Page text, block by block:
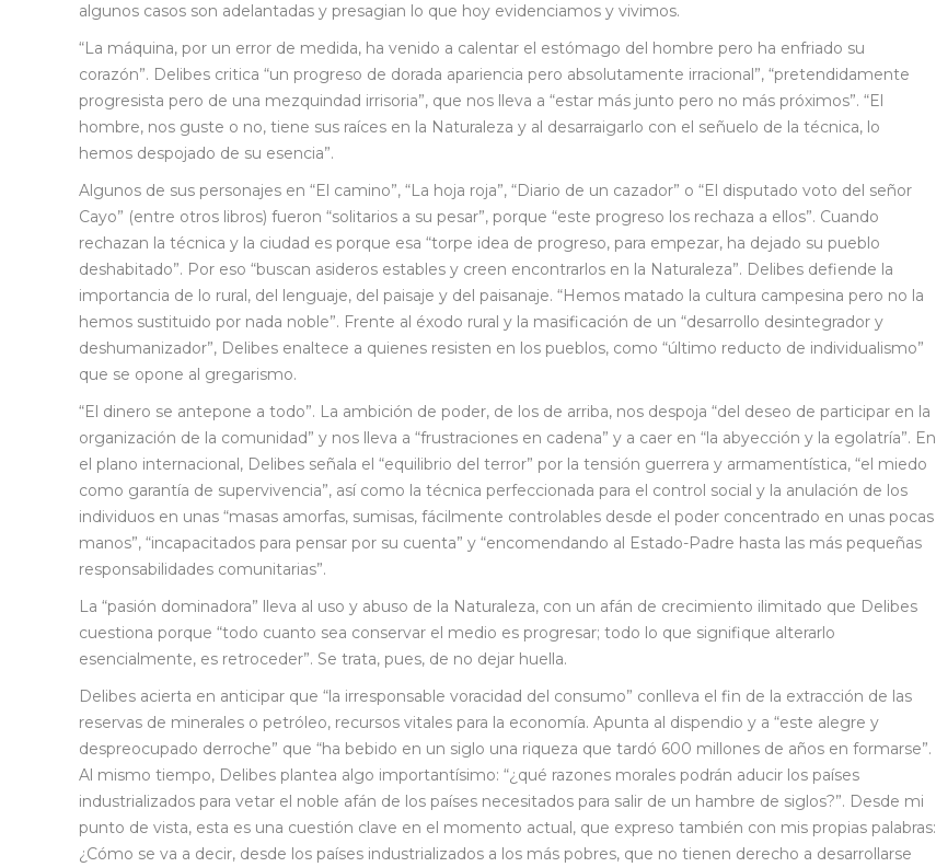
algunos casos son adelantadas y presagian lo que hoy evidenciamos y vivimos.
“La máquina, por un error de medida, ha venido a calentar el estómago del hombre pero ha enfriado su
corazón”. Delibes critica “un progreso de dorada apariencia pero absolutamente irracional”, “pretendidamente
progresista pero de una mezquindad irrisoria”, que nos lleva a “estar más junto pero no más próximos”. “El
hombre, nos guste o no, tiene sus raíces en la Naturaleza y al desarraigarlo con el señuelo de la técnica, lo
hemos despojado de su esencia”.
Algunos de sus personajes en “El camino”, “La hoja roja”, “Diario de un cazador” o “El disputado voto del señor
Cayo” (entre otros libros) fueron “solitarios a su pesar”, porque “este progreso los rechaza a ellos”. Cuando
rechazan la técnica y la ciudad es porque esa “torpe idea de progreso, para empezar, ha dejado su pueblo
deshabitado”. Por eso “buscan asideros estables y creen encontrarlos en la Naturaleza”. Delibes defiende la
importancia de lo rural, del lenguaje, del paisaje y del paisanaje. “Hemos matado la cultura campesina pero no la
hemos sustituido por nada noble”. Frente al éxodo rural y la masificación de un “desarrollo desintegrador y
deshumanizador”, Delibes enaltece a quienes resisten en los pueblos, como “último reducto de individualismo”
que se opone al gregarismo.
“El dinero se antepone a todo”. La ambición de poder, de los de arriba, nos despoja “del deseo de participar en la
organización de la comunidad” y nos lleva a “frustraciones en cadena” y a caer en “la abyección y la egolatría”. En
el plano internacional, Delibes señala el “equilibrio del terror” por la tensión guerrera y armamentística, “el miedo
como garantía de supervivencia”, así como la técnica perfeccionada para el control social y la anulación de los
individuos en unas “masas amorfas, sumisas, fácilmente controlables desde el poder concentrado en unas pocas
manos”, “incapacitados para pensar por su cuenta” y “encomendando al Estado-Padre hasta las más pequeñas
responsabilidades comunitarias”.
La “pasión dominadora” lleva al uso y abuso de la Naturaleza, con un afán de crecimiento ilimitado que Delibes
cuestiona porque “todo cuanto sea conservar el medio es progresar; todo lo que signifique alterarlo
esencialmente, es retroceder”. Se trata, pues, de no dejar huella.
Delibes acierta en anticipar que “la irresponsable voracidad del consumo” conlleva el fin de la extracción de las
reservas de minerales o petróleo, recursos vitales para la economía. Apunta al dispendio y a “este alegre y
despreocupado derroche” que “ha bebido en un siglo una riqueza que tardó 600 millones de años en formarse”.
Al mismo tiempo, Delibes plantea algo importantísimo: “¿qué razones morales podrán aducir los países
industrializados para vetar el noble afán de los países necesitados para salir de un hambre de siglos?”. Desde mi
punto de vista, esta es una cuestión clave en el momento actual, que expreso también con mis propias palabras:
¿Cómo se va a decir, desde los países industrializados a los más pobres, que no tienen derecho a desarrollarse